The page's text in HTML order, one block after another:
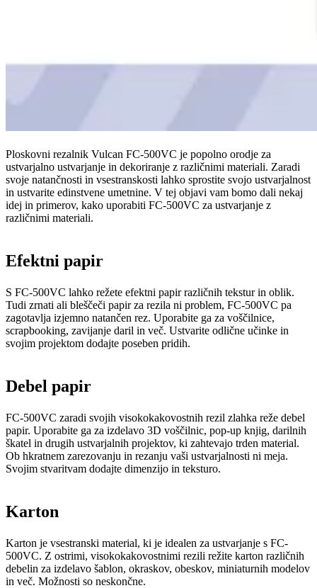
Ploskovni rezalnik Vulcan FC-500VC je popolno orodje za
ustvarjalno ustvarjanje in dekoriranje z različnimi materiali. Zaradi
svoje natančnosti in vsestranskosti lahko sprostite svojo ustvarjalnost
in ustvarite edinstvene umetnine. V tej objavi vam bomo dali nekaj
idej in primerov, kako uporabiti FC-500VC za ustvarjanje z
različnimi materiali.
Efektni papir
S FC-500VC lahko režete efektni papir različnih tekstur in oblik.
Tudi zrnati ali bleščeči papir za rezila ni problem, FC-500VC pa
zagotavlja izjemno natančen rez. Uporabite ga za voščilnice,
scrapbooking, zavijanje daril in več. Ustvarite odlične učinke in
svojim projektom dodajte poseben pridih.
Debel papir
FC-500VC zaradi svojih visokokakovostnih rezil zlahka reže debel
papir. Uporabite ga za izdelavo 3D voščilnic, pop-up knjig, darilnih
škatel in drugih ustvarjalnih projektov, ki zahtevajo trden material.
Ob hkratnem zarezovanju in rezanju vaši ustvarjalnosti ni meja.
Svojim stvaritvam dodajte dimenzijo in teksturo.
Karton
Karton je vsestranski material, ki je idealen za ustvarjanje s FC-
500VC. Z ostrimi, visokokakovostnimi rezili režite karton različnih
debelin za izdelavo šablon, okraskov, obeskov, miniaturnih modelov
in več. Možnosti so neskončne.